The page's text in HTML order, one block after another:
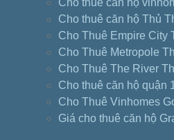
sông – d4528094
Căn hộ Sunwah 3pn-
Landmark81 – 3c411015
Căn hộ Sunwah 3pn-
thất đẹp – 3c440085
Căn hộ Sunwah 3pn-
3b424095
Căn hộ Sunwah 2pn-
Cho thuê căn hộ
Cho thuê căn hộ Thủ
Cho Thuê Empire City
Cho Thuê Metropole
Cho Thuê The River
Cho thuê căn hộ quận 1
Cho Thuê Vinhomes
Giá cho thuê căn hộ